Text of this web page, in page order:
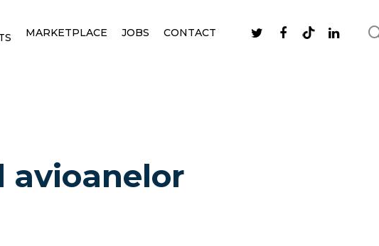
MARKETPLACE JOBS CONTACT
avioanelor